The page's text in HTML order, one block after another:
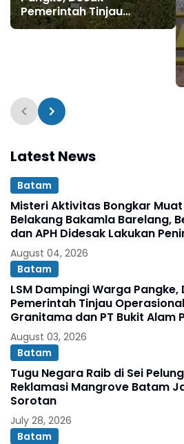
Pemerintah Tinjau
Operasional PT Pacific
Latest News
Batam
Misteri Aktivitas Bongkar
Belakang Bakamla Barelang,
dan APH Didesak Lakukan
August 04, 2026
Batam
LSM Dampingi Warga Pangke,
Pemerintah Tinjau
Granitama dan PT Bukit Alam
August 03, 2026
Batam
Tugu Negara Raib di Sei
Reklamasi Mangrove Batam
Sorotan
July 28, 2026
Batam